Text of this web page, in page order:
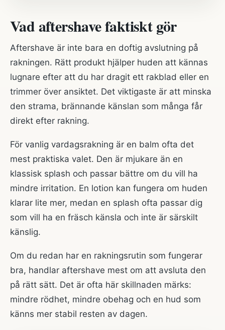
Vad aftershave faktiskt gör
Aftershave är inte bara en doftig avslutning på
rakningen. Rätt produkt hjälper huden att kännas
lugnare efter att du har dragit ett rakblad eller en
trimmer över ansiktet. Det viktigaste är att minska
den strama, brännande känslan som många får
direkt efter rakning.
För vanlig vardagsrakning är en balm ofta det
mest praktiska valet. Den är mjukare än en
klassisk splash och passar bättre om du vill ha
mindre irritation. En lotion kan fungera om huden
klarar lite mer, medan en splash ofta passar dig
som vill ha en fräsch känsla och inte är särskilt
känslig.
Om du redan har en rakningsrutin som fungerar
bra, handlar aftershave mest om att avsluta den
på rätt sätt. Det är ofta här skillnaden märks:
mindre rödhet, mindre obehag och en hud som
känns mer stabil resten av dagen.